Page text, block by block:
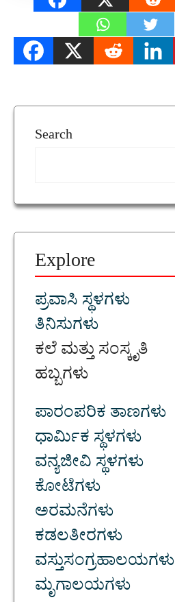
Search
Explore
ಪ್ರವಾಸಿ ಸ್ಥಳಗಳು
ತಿನಿಸುಗಳು
ಕಲೆ ಮತ್ತು ಸಂಸ್ಕೃತಿ
ಹಬ್ಬಗಳು
ಪಾರಂಪರಿಕ ತಾಣಗಳು
ಧಾರ್ಮಿಕ ಸ್ಥಳಗಳು
ವನ್ಯಜೀವಿ ಸ್ಥಳಗಳು
ಕೋಟೆಗಳು
ಅರಮನೆಗಳು
ಕಡಲತೀರಗಳು
ವಸ್ತುಸಂಗ್ರಹಾಲಯಗಳು
ಮೃಗಾಲಯಗಳು